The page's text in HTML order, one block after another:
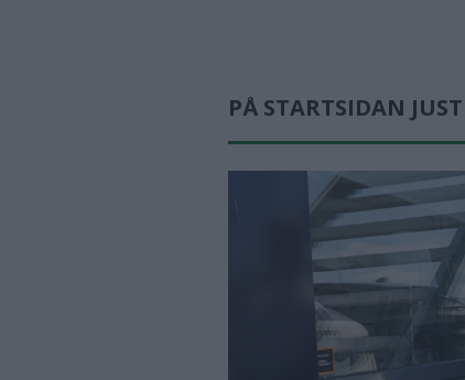
PÅ STARTSIDAN